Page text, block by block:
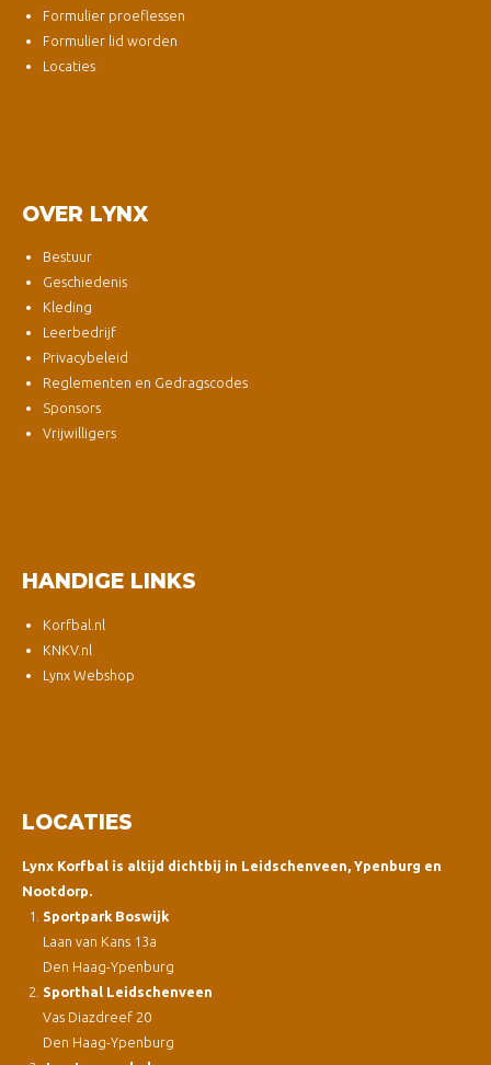
Formulier proeflessen
Formulier lid worden
Locaties
OVER LYNX
Bestuur
Geschiedenis
Kleding
Leerbedrijf
Privacybeleid
Reglementen en Gedragscodes
Sponsors
Vrijwilligers
HANDIGE LINKS
Korfbal.nl
KNKV.nl
Lynx Webshop
LOCATIES
Lynx Korfbal is altijd dichtbij in Leidschenveen, Ypenburg en
Nootdorp.
Sportpark Boswijk
Laan van Kans 13a
Den Haag-Ypenburg
Sporthal Leidschenveen
Vas Diazdreef 20
Den Haag-Ypenburg